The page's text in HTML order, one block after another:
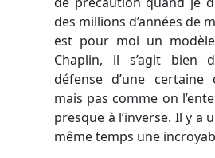
des millions d’années de
est pour moi un
Chaplin, il s’agit bien
défense d’une certaine
mais pas comme on
presque à l’inverse. Il y a
même temps une